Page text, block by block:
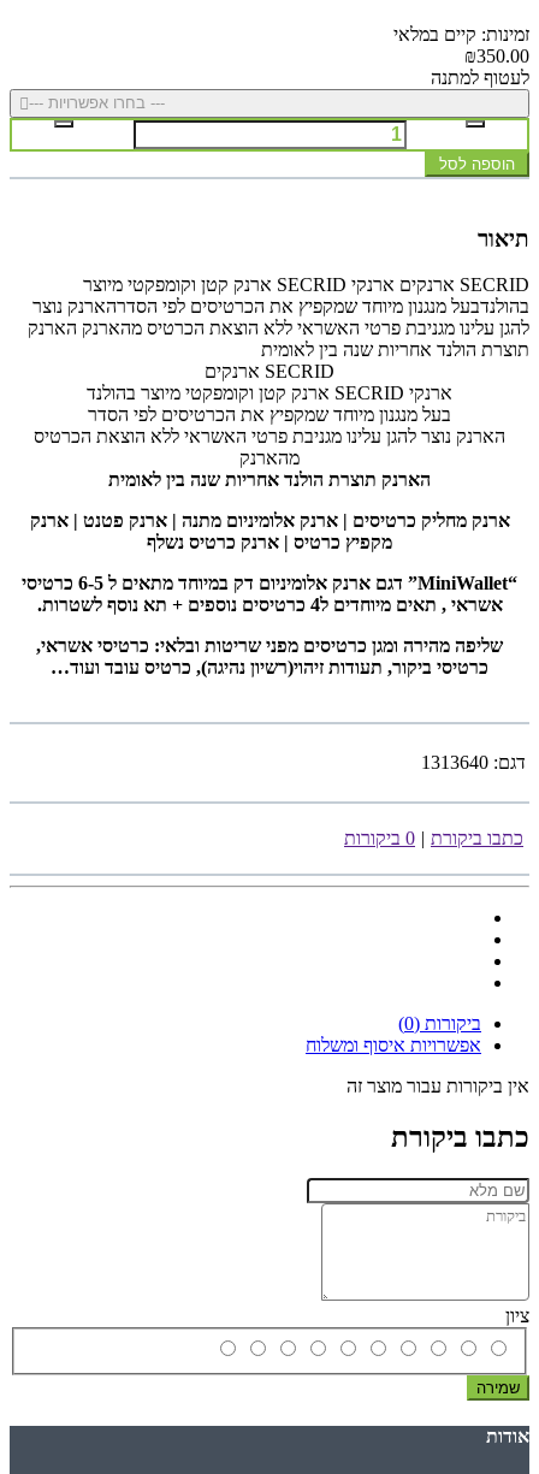
זמינות: קיים במלאי
₪350.00
לעטוף למתנה
--- בחרו אפשרויות ---
הוספה לסל
תיאור
SECRID ארנקים ארנקי SECRID ארנק קטן וקומפקטי מיוצר
בהולנדבעל מנגנון מיוחד שמקפיץ את הכרטיסים לפי הסדרהארנק נוצר
להגן עלינו מגניבת פרטי האשראי ללא הוצאת הכרטיס מהארנק הארנק
תוצרת הולנד אחריות שנה בין לאומית
SECRID ארנקים
ארנקי SECRID ארנק קטן וקומפקטי מיוצר בהולנד
בעל מנגנון מיוחד שמקפיץ את הכרטיסים לפי הסדר
הארנק נוצר להגן עלינו מגניבת פרטי האשראי ללא הוצאת הכרטיס
מהארנק
הארנק תוצרת הולנד אחריות שנה בין לאומית
ארנק מחליק כרטיסים | ארנק אלומיניום מתנה | ארנק פטנט | ארנק
מקפיץ כרטיס | ארנק כרטיס נשלף
“MiniWallet” דגם ארנק אלומיניום דק במיוחד מתאים ל 6-5 כרטיסי
אשראי , תאים מיוחדים ל4 כרטיסים נוספים + תא נוסף לשטרות.
שליפה מהירה ומגן כרטיסים מפני שריטות ובלאי: כרטיסי אשראי,
כרטיסי ביקור, תעודות זיהוי(רשיון נהיגה), כרטיס עובד ועוד…
דגם: 1313640
כתבו ביקורת | 0 ביקורות
ביקורות (0)
אפשרויות איסוף ומשלוח
אין ביקורות עבור מוצר זה
כתבו ביקורת
ציון
שמירה
אודות